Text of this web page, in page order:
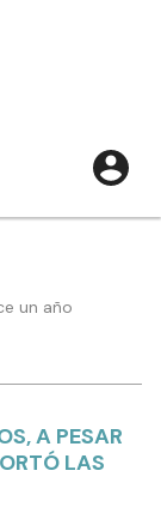
un año
A PESAR
LAS